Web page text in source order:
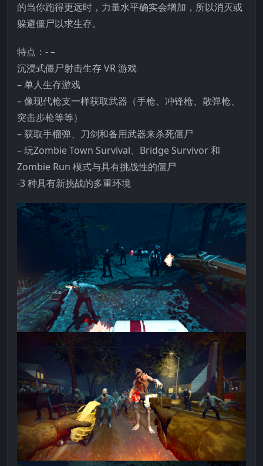
的当你跑得更远时，力量水平确实会增加，所以消灭或
躲避僵尸以求生存。
特点：- –
沉浸式僵尸射击生存 VR 游戏
– 单人生存游戏
– 像现代枪支一样获取武器（手枪、冲锋枪、散弹枪、
突击步枪等等）
– 获取手榴弹、刀剑和备用武器来杀死僵尸
– 玩Zombie Town Survival、Bridge Survivor 和
Zombie Run 模式与具有挑战性的僵尸
-3 种具有新挑战的多重环境